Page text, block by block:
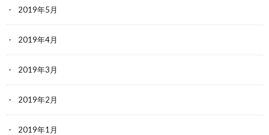
2019年5月
2019年4月
2019年3月
2019年2月
2019年1月